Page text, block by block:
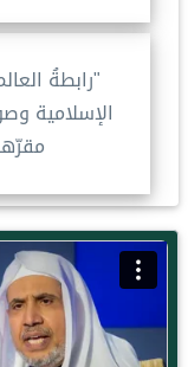
"رابطةُ
الإسلامية